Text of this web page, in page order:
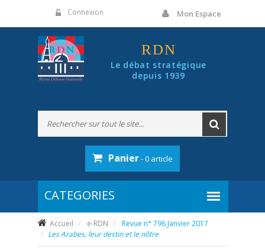
Connexion Mon Espace
RDN
Le débat stratégique
depuis 1939
Panier- 0 article
Accueil e-RDN
Revue n° 796 Janvier 2017
Les Arabes, leur destin et le nôtre